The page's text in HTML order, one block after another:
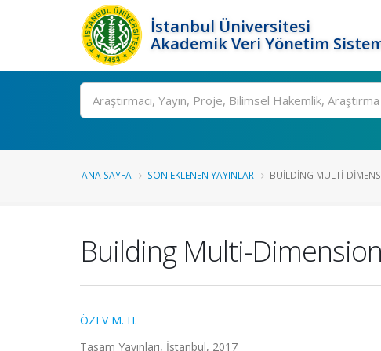
İstanbul Üniversitesi
Akademik Veri Yönetim
Ara
ANA SAYFA SON EKLENEN YAYINLAR BUILDING MULTI-
Building Multi-
ÖZEV M. H.
Tasam Yayınları, İstanbul, 2017